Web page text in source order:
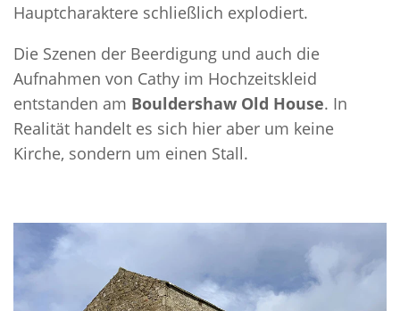
Hauptcharaktere schließlich explodiert.
Die Szenen der Beerdigung und auch die
Aufnahmen von Cathy im Hochzeitskleid
entstanden am Bouldershaw Old House. In
Realität handelt es sich hier aber um keine
Kirche, sondern um einen Stall.